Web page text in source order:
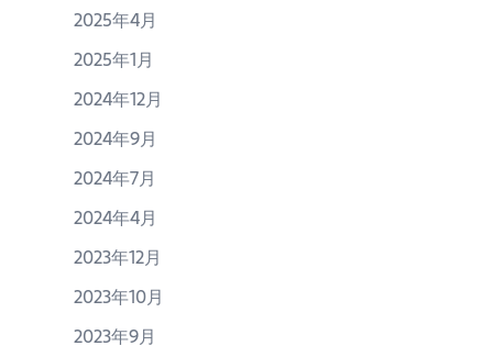
2025年4月
2025年1月
2024年12月
2024年9月
2024年7月
2024年4月
2023年12月
2023年10月
2023年9月